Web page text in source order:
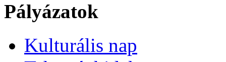
Pályázatok
Kulturális nap